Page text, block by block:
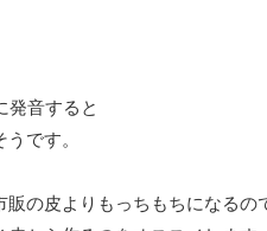
発音すると
です。
販の皮よりもっちもちになるの